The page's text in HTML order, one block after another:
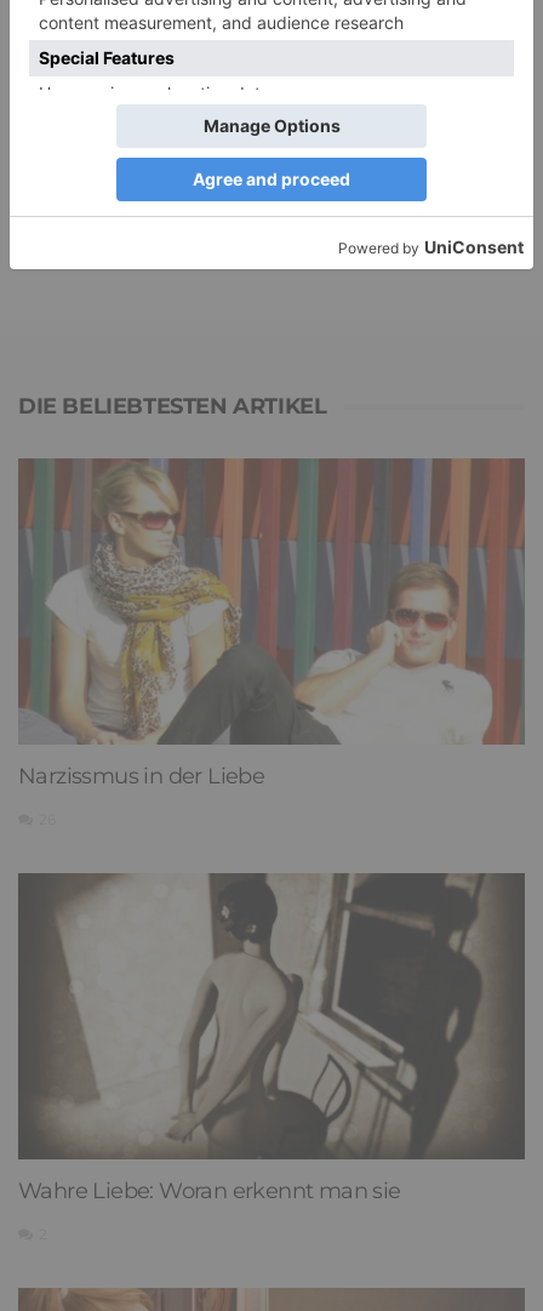
HaBazuVerbale Angriffe abwehren: Psychologische Tipps für
ruhige Antworten
Adele
Verbale Angriffe abwehren: Psychologische Tipps für
ruhige Antworten
zuMerkmale der komplexen Posttraumatischen
Belastungsstörung: Traumafolgen verständlich erklärt
vermutlich aus – Narzisstisch geprägte Kindheit (1)
DIE BELIEBTESTEN ARTIKEL
Narzissmus in der Liebe
Wahre Liebe: Woran erkennt man sie